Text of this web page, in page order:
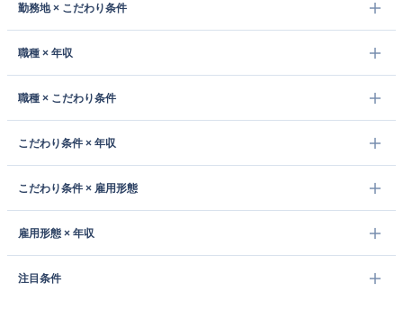
勤務地 × こだわり条件
職種 × 年収
職種 × こだわり条件
こだわり条件 × 年収
こだわり条件 × 雇用形態
雇用形態 × 年収
注目条件